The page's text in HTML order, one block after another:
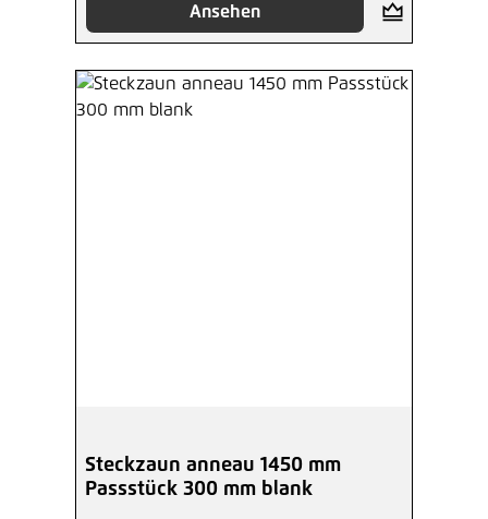
Ansehen
Steckzaun anneau 1450 mm
Passstück 300 mm blank